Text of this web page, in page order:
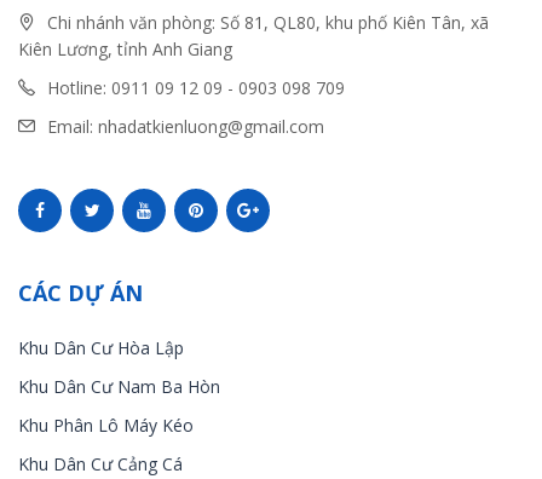
Chi nhánh văn phòng: Số 81, QL80, khu phố Kiên Tân, xã
Kiên Lương, tỉnh Anh Giang
Hotline: 0911 09 12 09 - 0903 098 709
Email: nhadatkienluong@gmail.com
CÁC DỰ ÁN
Khu Dân Cư Hòa Lập
Khu Dân Cư Nam Ba Hòn
Khu Phân Lô Máy Kéo
Khu Dân Cư Cảng Cá